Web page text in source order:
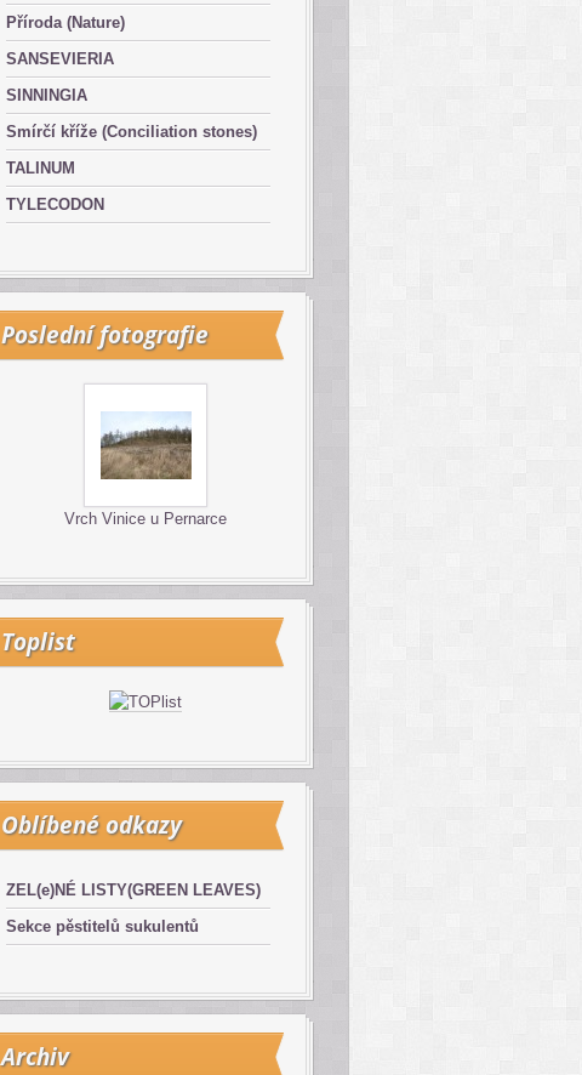
Příroda (Nature)
SANSEVIERIA
SINNINGIA
Smírčí kříže (Conciliation stones)
TALINUM
TYLECODON
Poslední fotografie
Vrch Vinice u Pernarce
Toplist
Oblíbené odkazy
ZEL(e)NÉ LISTY(GREEN LEAVES)
Sekce pěstitelů sukulentů
Archiv